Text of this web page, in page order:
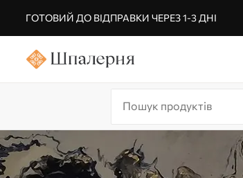
ГОТОВИЙ ДО ВІДПРАВКИ ЧЕРЕЗ 1-3 ДНІ